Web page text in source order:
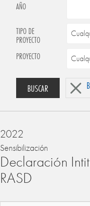
AÑO
TIPO DE
PROYECTO
PROYECTO
BUSCAR
2022
Sensibilización
Declaración
RASD